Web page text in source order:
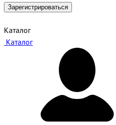
Зарегистрироваться
Каталог
Каталог